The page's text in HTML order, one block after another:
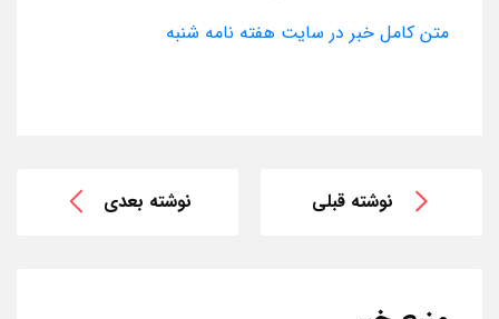
متن کامل خبر در سایت هفته نامه شنبه
نوشته قبلی نوشته بعدی